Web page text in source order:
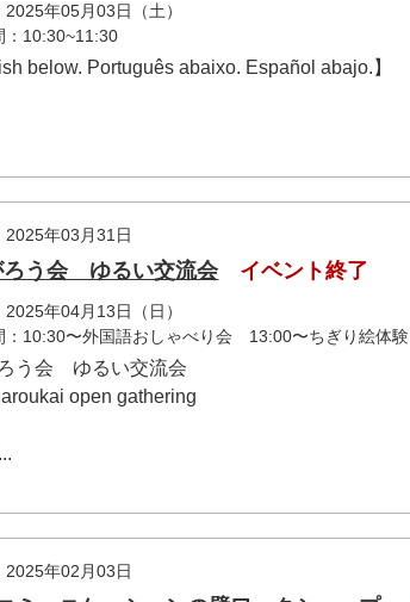
2025年05月03日（土）
：10:30~11:30
below. Português abaixo. Español abajo.】
2025年03月31日
ろう会 ゆるい交流会 イベント終了
2025年04月13日（日）
：10:30〜外国語おしゃべり会 13:00〜ちぎり絵体験
う会 ゆるい交流会
open gathering
2025年02月03日